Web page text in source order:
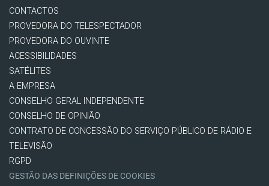
CONTACTOS
PROVEDORA DO TELESPECTADOR
PROVEDORA DO OUVINTE
ACESSIBILIDADES
SATÉLITES
A EMPRESA
CONSELHO GERAL INDEPENDENTE
CONSELHO DE OPINIÃO
CONTRATO DE CONCESSÃO DO SERVIÇO PÚBLICO DE RÁDIO E
TELEVISÃO
RGPD
GESTÃO DAS DEFINIÇÕES DE COOKIES